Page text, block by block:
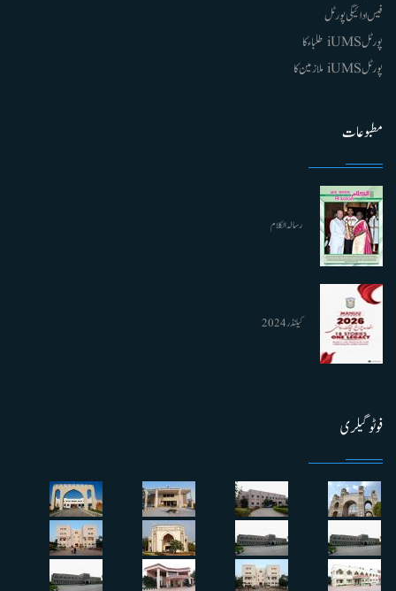
فیس ادائیگی پورٹل
پورٹل iUMS طلباء کا
پورٹل iUMS ملازمین کا
مطبوعات
رسالہ الکلام
کیلنڈر 2024
فوٹو گیلری